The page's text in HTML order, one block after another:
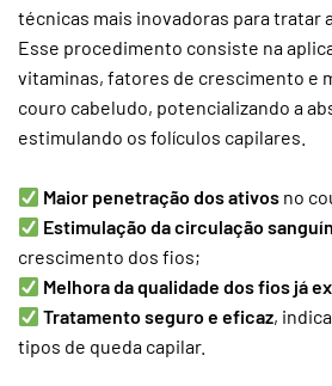
técnicas mais inovadoras para tratar
Esse procedimento consiste na
vitaminas, fatores de crescimento e
couro cabeludo, potencializando a
estimulando os folículos capilares.
Maior penetração dos ativos no
Estimulação da circulação
crescimento dos fios;
Melhora da qualidade dos fios já
Tratamento seguro e eficaz,
tipos de queda capilar.